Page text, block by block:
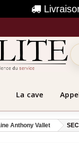
La cave
Anthony Vallet